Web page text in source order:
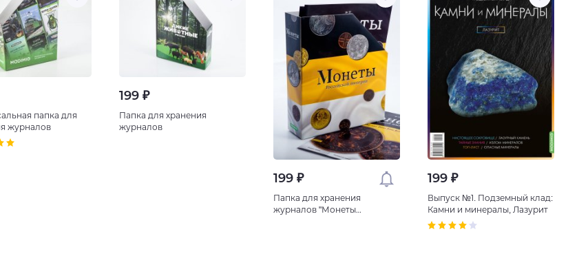
папка для
журналов
199 ₽
Папка для хранения
журналов
199 ₽
Папка для хранения
журналов "Монеты
199 ₽
Выпуск №1. Подземный клад:
Камни и минералы, Лазурит